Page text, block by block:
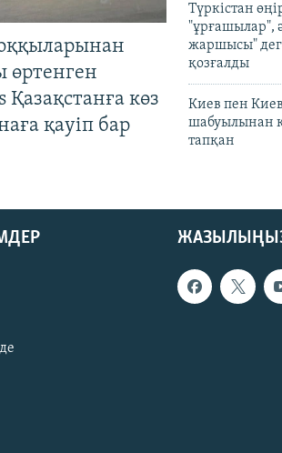
өртенген
көз
қауіп бар
Түркістан
"ұрғашылар",
жаршысы"
қозғалды
Киев пен
шабуылынан
тапқан